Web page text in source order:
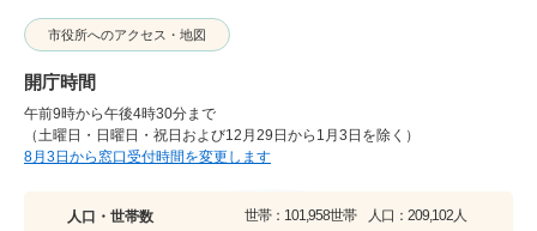
市役所へのアクセス・地図
開庁時間
午前9時から午後4時30分まで
（土曜日・日曜日・祝日および12月29日から1月3日を除く）
8月3日から窓口受付時間を変更します
人口・世帯数 世帯： 101,958世帯 人口： 209,102人